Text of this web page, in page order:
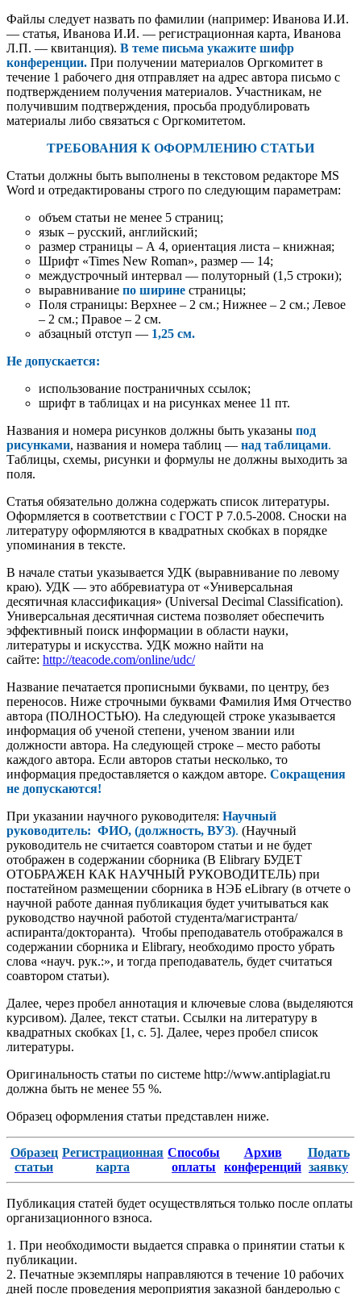
Файлы следует назвать по фамилии (например: Иванова И.И.
— статья, Иванова И.И. — регистрационная карта, Иванова
Л.П. — квитанция). В теме письма укажите шифр
конференции. При получении материалов Оргкомитет в
течение 1 рабочего дня отправляет на адрес автора письмо с
подтверждением получения материалов. Участникам, не
получившим подтверждения, просьба продублировать
материалы либо связаться с Оргкомитетом.
ТРЕБОВАНИЯ К ОФОРМЛЕНИЮ СТАТЬИ
Статьи должны быть выполнены в текстовом редакторе MS
Word и отредактированы строго по следующим параметрам:
объем статьи не менее 5 страниц;
язык – русский, английский;
размер страницы – А 4, ориентация листа – книжная;
Шрифт «Times New Roman», размер — 14;
междустрочный интервал — полуторный (1,5 строки);
выравнивание по ширине страницы;
Поля страницы: Верхнее – 2 см.; Нижнее – 2 см.; Левое
– 2 см.; Правое – 2 см.
абзацный отступ — 1,25 см.
Не допускается:
использование постраничных ссылок;
шрифт в таблицах и на рисунках менее 11 пт.
Названия и номера рисунков должны быть указаны под
рисунками, названия и номера таблиц — над таблицами.
Таблицы, схемы, рисунки и формулы не должны выходить за
поля.
Статья обязательно должна содержать список литературы.
Оформляется в соответствии с ГОСТ Р 7.0.5-2008. Сноски на
литературу оформляются в квадратных скобках в порядке
упоминания в тексте.
В начале статьи указывается УДК (выравнивание по левому
краю). УДК — это аббревиатура от «Универсальная
десятичная классификация» (Universal Decimal Classification).
Универсальная десятичная система позволяет обеспечить
эффективный поиск информации в области науки,
литературы и искусства. УДК можно найти на
сайте: http://teacode.com/online/udc/
Название печатается прописными буквами, по центру, без
переносов. Ниже строчными буквами Фамилия Имя Отчество
автора (ПОЛНОСТЬЮ). На следующей строке указывается
информация об ученой степени, ученом звании или
должности автора. На следующей строке – место работы
каждого автора. Если авторов статьи несколько, то
информация предоставляется о каждом авторе. Сокращения
не допускаются!
При указании научного руководителя: Научный
руководитель: ФИО, (должность, ВУЗ). (Научный
руководитель не считается соавтором статьи и не будет
отображен в содержании сборника (В Elibrary БУДЕТ
ОТОБРАЖЕН КАК НАУЧНЫЙ РУКОВОДИТЕЛЬ) при
постатейном размещении сборника в НЭБ eLibrary (в отчете о
научной работе данная публикация будет учитываться как
руководство научной работой студента/магистранта/
аспиранта/докторанта). Чтобы преподаватель отображался в
содержании сборника и Elibrary, необходимо просто убрать
слова «науч. рук.:», и тогда преподаватель, будет считаться
соавтором статьи).
Далее, через пробел аннотация и ключевые слова (выделяются
курсивом). Далее, текст статьи. Ссылки на литературу в
квадратных скобках [1, с. 5]. Далее, через пробел список
литературы.
Оригинальность статьи по системе http://www.antiplagiat.ru
должна быть не менее 55 %.
Образец оформления статьи представлен ниже.
Образец
статьи
Регистрационная
карта
Способы
оплаты
Архив
конференций
Подать
заявку
Публикация статей будет осуществляться только после оплаты
организационного взноса.
1. При необходимости выдается справка о принятии статьи к
публикации.
2. Печатные экземпляры направляются в течение 10 рабочих
дней после проведения мероприятия заказной бандеролью с